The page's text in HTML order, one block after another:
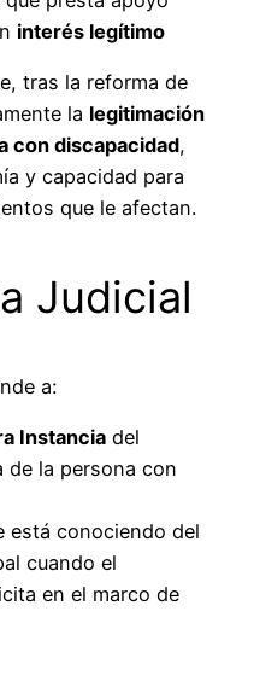
interés legítimo
tras la reforma de
la legitimación
con discapacidad,
y capacidad para
que le afectan.
Judicial
a:
Instancia del
de la persona con
está conociendo del
cuando el
en el marco de